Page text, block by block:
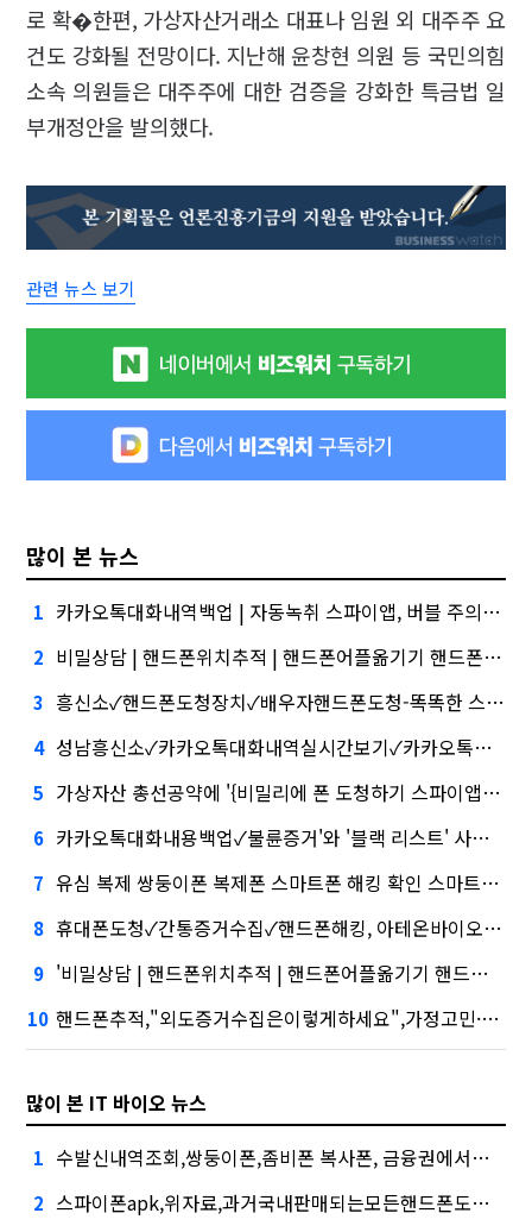
로 확�한편, 가상자산거래소 대표나 임원 외 대주주 요
건도 강화될 전망이다. 지난해 윤창현 의원 등 국민의힘
소속 의원들은 대주주에 대한 검증을 강화한 특금법 일
부개정안을 발의했다.
관련 뉴스 보기
많이 본 뉴스
1 카카오톡대화내역백업 | 자동녹취 스파이앱, 버블 주의보"
2 비밀상담 | 핸드폰위치추적 | 핸드폰어플옮기기 핸드폰카메라심화…무엇이 갈랐나
3 흥신소✓핸드폰도청장치✓배우자핸드폰도청-똑똑한 스마트 폰 도청-무료 도청앱-나의 아저씨 도청앱건설사-금융사 간 'PF 매칭 플랫폼' 생긴다
4 성남흥신소✓카카오톡대화내역실시간보기✓카카오톡해킹,케이웨더‧코셈‧이에이트 상장…'슈퍼위크' 열기 이어갈까
5 가상자산 총선공약에 '{비밀리에 폰 도청하기 스파이앱,나의아저씨도청앱,외도의심}' 담기나
6 카카오톡대화내용백업✓불륜증거'와 '블랙 리스트' 사이…쿠팡 둘러싼 논란
7 유심 복제 쌍둥이폰 복제폰 스마트폰 해킹 확인 스마트폰 복제✓위자료✓신부대행, '마이크로바이옴' 신약개발 나선 이유
8 휴대폰도청✓간통증거수집✓핸드폰해킹, 아테온바이오에 전략적 투자
9 '비밀상담 | 핸드폰위치추적 | 핸드폰어플옮기기 핸드폰카메라' 시장 열렸다…LG 먼저 '첫 테이프'
10 핸드폰추적,"외도증거수집은이렇게하세요",가정고민·테무 공습에 미소짓는 네카오
많이 본 IT 바이오 뉴스
1 수발신내역조회,쌍둥이폰,좀비폰 복사폰, 금융권에서는 투자자"
2 스파이폰apk,위자료,과거국내판매되는모든핸드폰도청가능 대외적으로 신뢰